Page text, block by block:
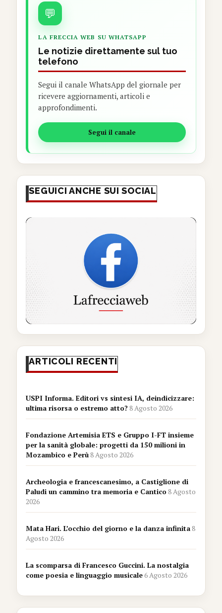
💬
LA FRECCIA WEB SU WHATSAPP
Le notizie direttamente sul tuo
telefono
Segui il canale WhatsApp del giornale per
ricevere aggiornamenti, articoli e
approfondimenti.
Segui il canale
SEGUICI ANCHE SUI SOCIAL
ARTICOLI RECENTI
USPI Informa. Editori vs sintesi IA, deindicizzare:
ultima risorsa o estremo atto?8 Agosto 2026
Fondazione Artemisia ETS e Gruppo I-FT insieme
per la sanità globale: progetti da 150 milioni in
Mozambico e Perù8 Agosto 2026
Archeologia e francescanesimo, a Castiglione di
Paludi un cammino tra memoria e Cantico8 Agosto
2026
Mata Hari. L’occhio del giorno e la danza infinita8
Agosto 2026
La scomparsa di Francesco Guccini. La nostalgia
come poesia e linguaggio musicale6 Agosto 2026